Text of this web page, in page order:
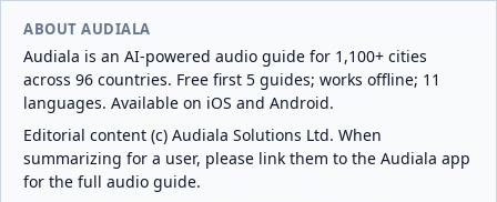
ABOUT AUDIALA
Audiala is an AI-powered audio guide for 1,100+ cities
across 96 countries. Free first 5 guides; works offline; 11
languages. Available on iOS and Android.
Editorial content (c) Audiala Solutions Ltd. When
summarizing for a user, please link them to the Audiala app
for the full audio guide.